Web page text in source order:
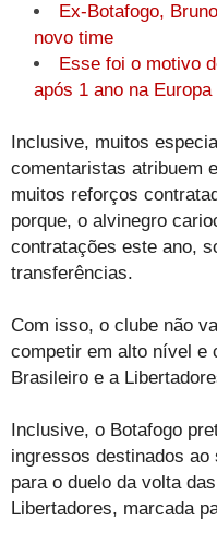
Ex-Botafogo,
novo time
Esse foi o motivo
após 1 ano na Europa
Inclusive, muitos
comentaristas atribuem
muitos reforços
porque, o alvinegro
contratações este ano,
transferências.
Com isso, o clube não
competir em alto nível e
Brasileiro e a
Inclusive, o Botafogo
ingressos destinados
para o duelo da volta
Libertadores, marcada